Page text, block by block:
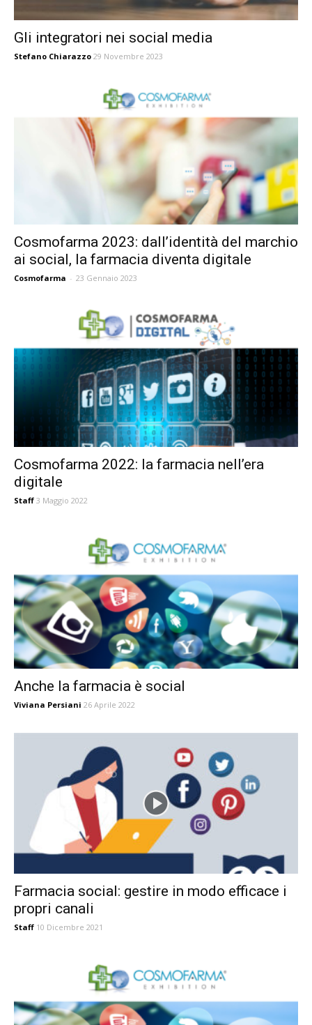
Gli integratori nei social media
Stefano Chiarazzo 29 Novembre 2023
Cosmofarma 2023: dall’identità del marchio
ai social, la farmacia diventa digitale
Cosmofarma - 23 Gennaio 2023
Cosmofarma 2022: la farmacia nell’era
digitale
Staff 3 Maggio 2022
Anche la farmacia è social
Viviana Persiani 26 Aprile 2022
Farmacia social: gestire in modo efficace i
propri canali
Staff 10 Dicembre 2021